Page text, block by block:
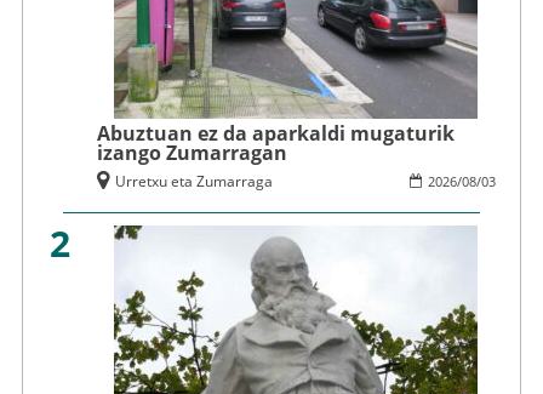
Abuztuan ez da aparkaldi mugaturik
izango Zumarragan
2026/08/03
Urretxu eta Zumarraga
2